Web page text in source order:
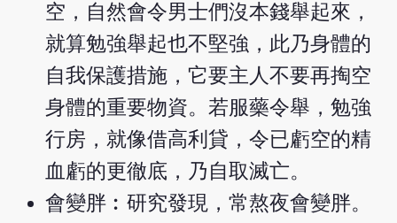
空，自然會令男士們沒本錢舉起來，
就算勉強舉起也不堅強，此乃身體的
自我保護措施，它要主人不要再掏空
身體的重要物資。若服藥令舉，勉強
行房，就像借高利貸，令已虧空的精
血虧的更徹底，乃自取滅亡。
會變胖︰研究發現，常熬夜會變胖。